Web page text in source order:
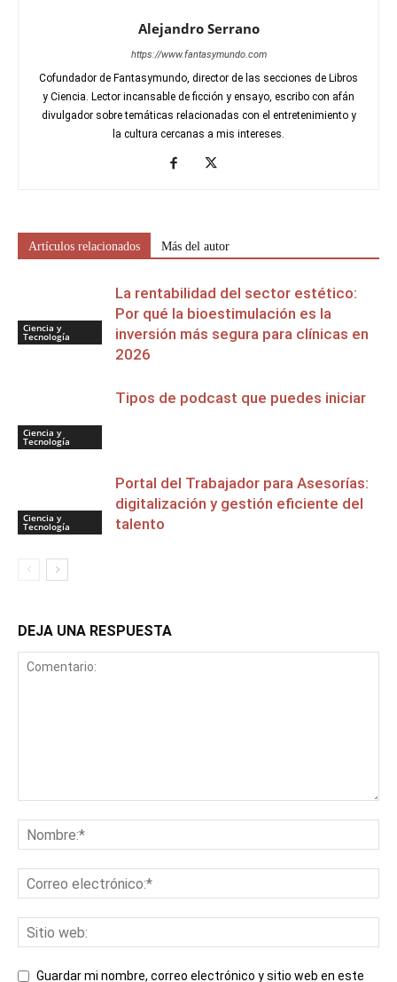
Alejandro Serrano
https://www.fantasymundo.com
Cofundador de Fantasymundo, director de las secciones de Libros
y Ciencia. Lector incansable de ficción y ensayo, escribo con afán
divulgador sobre temáticas relacionadas con el entretenimiento y
la cultura cercanas a mis intereses.
Artículos relacionados Más del autor
Ciencia y
Tecnología
La rentabilidad del sector estético:
Por qué la bioestimulación es la
inversión más segura para clínicas en
2026
Ciencia y
Tecnología
Tipos de podcast que puedes iniciar
Ciencia y
Tecnología
Portal del Trabajador para Asesorías:
digitalización y gestión eficiente del
talento
DEJA UNA RESPUESTA
Guardar mi nombre, correo electrónico y sitio web en este